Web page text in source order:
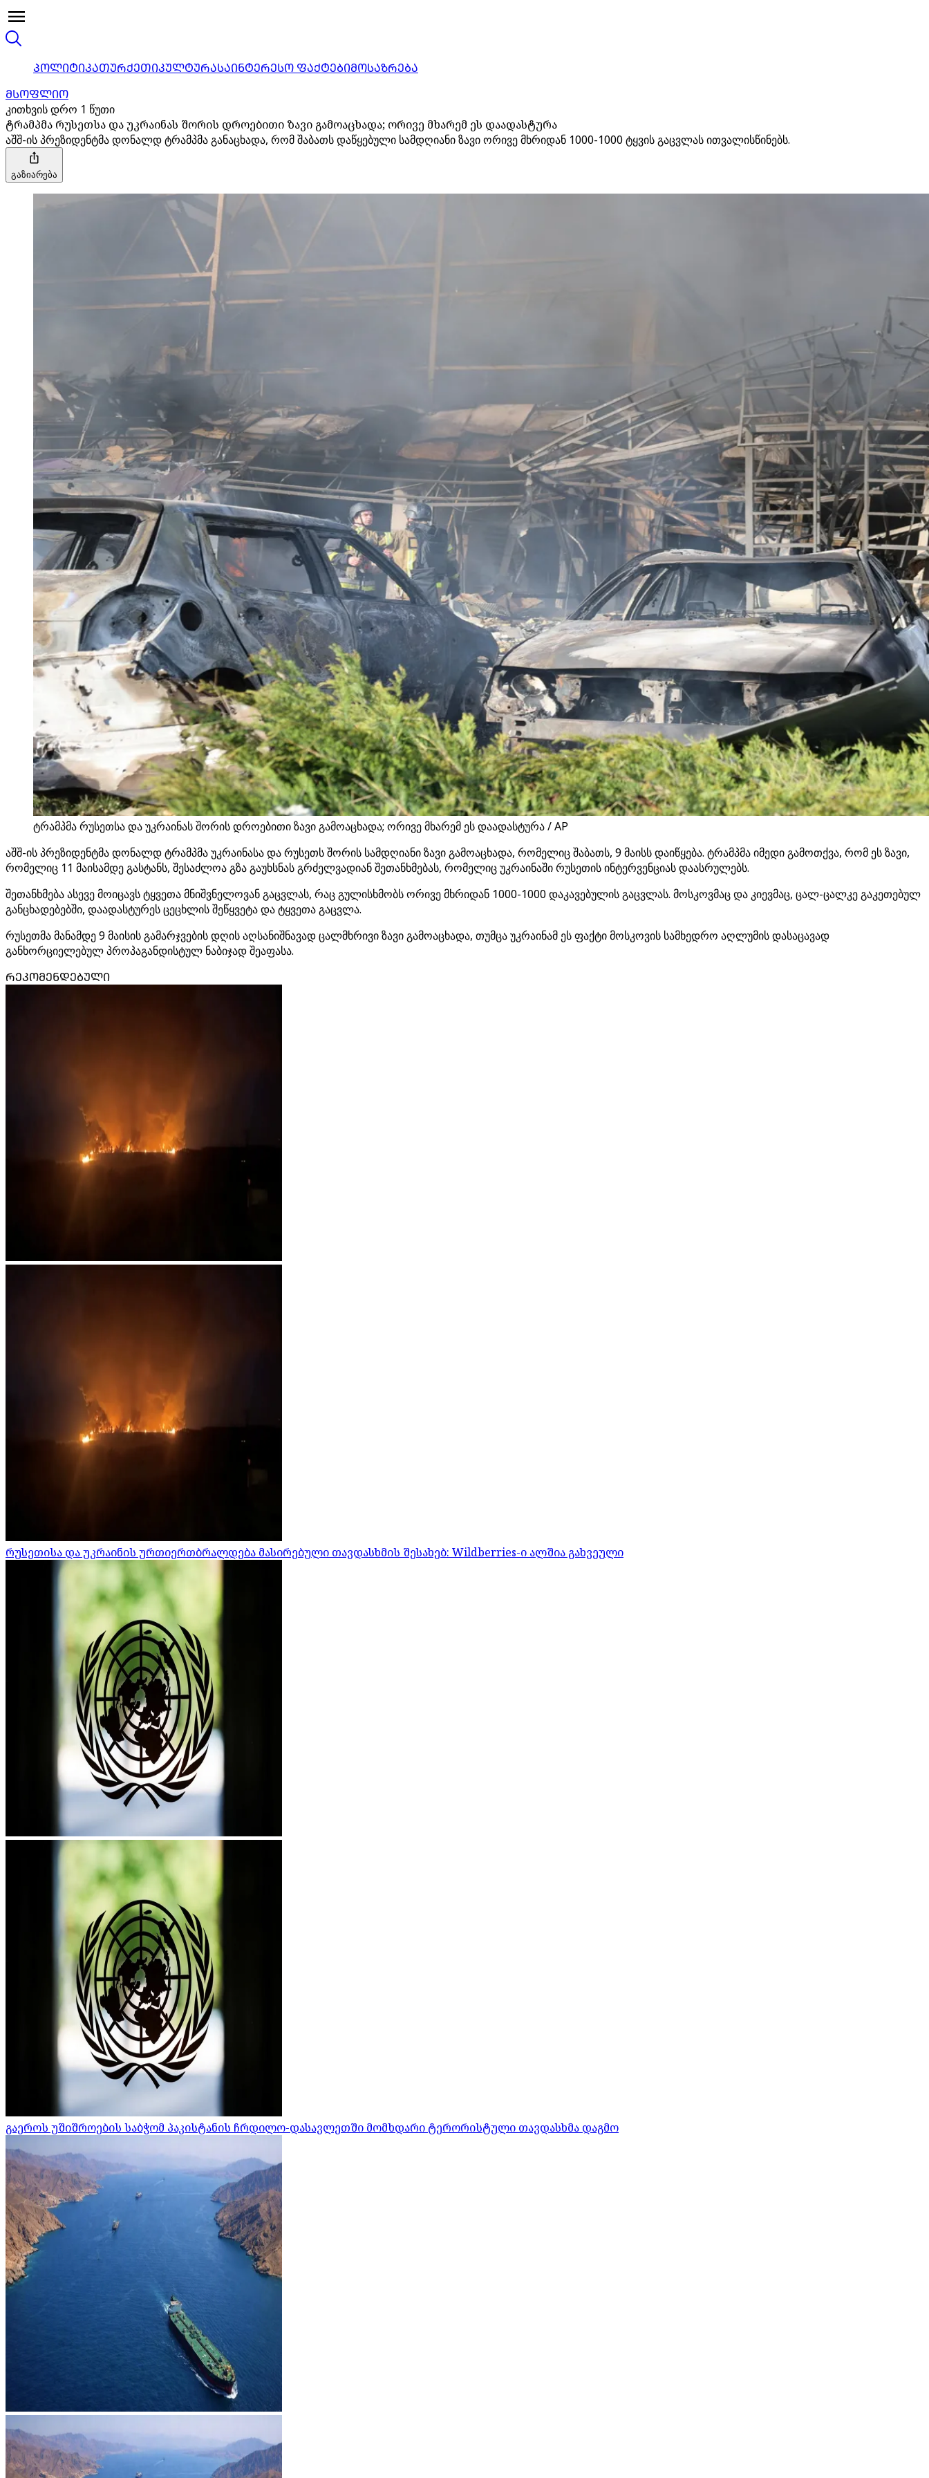
ᲞᲝᲚᲘᲢᲘᲙᲐᲗᲣᲠᲥᲔᲗᲘᲙᲣᲚᲢᲣᲠᲐᲡᲐᲘᲜᲢᲔᲠᲔᲡᲝ ᲤᲐᲥᲢᲔᲑᲘᲛᲝᲡᲐᲖᲠᲔᲑᲐ
ᲛᲡᲝᲤᲚᲘᲝ
კითხვის დრო 1 წუთი
ტრამპმა რუსეთსა და უკრაინას შორის დროებითი ზავი გამოაცხადა; ორივე მხარემ ეს დაადასტურა
აშშ-ის პრეზიდენტმა დონალდ ტრამპმა განაცხადა, რომ შაბათს დაწყებული სამდღიანი ზავი ორივე მხრიდან 1000-1000 ტყვის გაცვლას ითვალისწინებს.
გაზიარება
ტრამპმა რუსეთსა და უკრაინას შორის დროებითი ზავი გამოაცხადა; ორივე მხარემ ეს დაადასტურა / AP
აშშ-ის პრეზიდენტმა დონალდ ტრამპმა უკრაინასა და რუსეთს შორის სამდღიანი ზავი გამოაცხადა, რომელიც შაბათს, 9 მაისს დაიწყება. ტრამპმა იმედი გამოთქვა, რომ ეს ზავი,
რომელიც 11 მაისამდე გასტანს, შესაძლოა გზა გაუხსნას გრძელვადიან შეთანხმებას, რომელიც უკრაინაში რუსეთის ინტერვენციას დაასრულებს.
შეთანხმება ასევე მოიცავს ტყვეთა მნიშვნელოვან გაცვლას, რაც გულისხმობს ორივე მხრიდან 1000-1000 დაკავებულის გაცვლას. მოსკოვმაც და კიევმაც, ცალ-ცალკე გაკეთებულ
განცხადებებში, დაადასტურეს ცეცხლის შეწყვეტა და ტყვეთა გაცვლა.
რუსეთმა მანამდე 9 მაისის გამარჯვების დღის აღსანიშნავად ცალმხრივი ზავი გამოაცხადა, თუმცა უკრაინამ ეს ფაქტი მოსკოვის სამხედრო აღლუმის დასაცავად
განხორციელებულ პროპაგანდისტულ ნაბიჯად შეაფასა.
ᲠᲔᲙᲝᲛᲔᲜᲓᲔᲑᲣᲚᲘ
რუსეთისა და უკრაინის ურთიერთბრალდება მასირებული თავდასხმის შესახებ: Wildberries-ი ალშია გახვეული
გაეროს უშიშროების საბჭომ პაკისტანის ჩრდილო-დასავლეთში მომხდარი ტერორისტული თავდასხმა დაგმო